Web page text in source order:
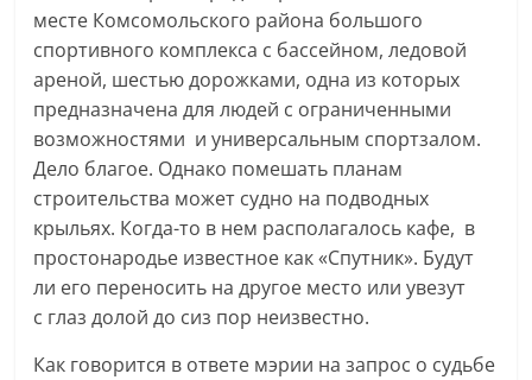
месте Комсомольского района большого
спортивного комплекса с бассейном, ледовой
ареной, шестью дорожками, одна из которых
предназначена для людей с ограниченными
возможностями и универсальным спортзалом.
Дело благое. Однако помешать планам
строительства может судно на подводных
крыльях. Когда-то в нем располагалось кафе, в
простонародье известное как «Спутник». Будут
ли его переносить на другое место или увезут
с глаз долой до сиз пор неизвестно.
Как говорится в ответе мэрии на запрос о судьбе